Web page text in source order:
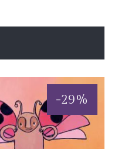
-29%